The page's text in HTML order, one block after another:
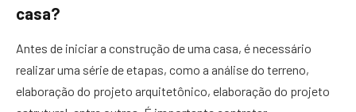
casa?
Antes de iniciar a construção de uma casa, é necessário
realizar uma série de etapas, como a análise do terreno,
elaboração do projeto arquitetônico, elaboração do projeto